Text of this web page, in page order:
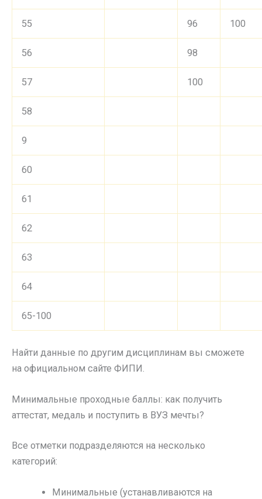
55 96 100
56 98
57 100
58
9
60
61
62
63
64
65-100
Найти данные по другим дисциплинам вы сможете
на официальном сайте ФИПИ.
Минимальные проходные баллы: как получить
аттестат, медаль и поступить в ВУЗ мечты?
Все отметки подразделяются на несколько
категорий:
Минимальные (устанавливаются на